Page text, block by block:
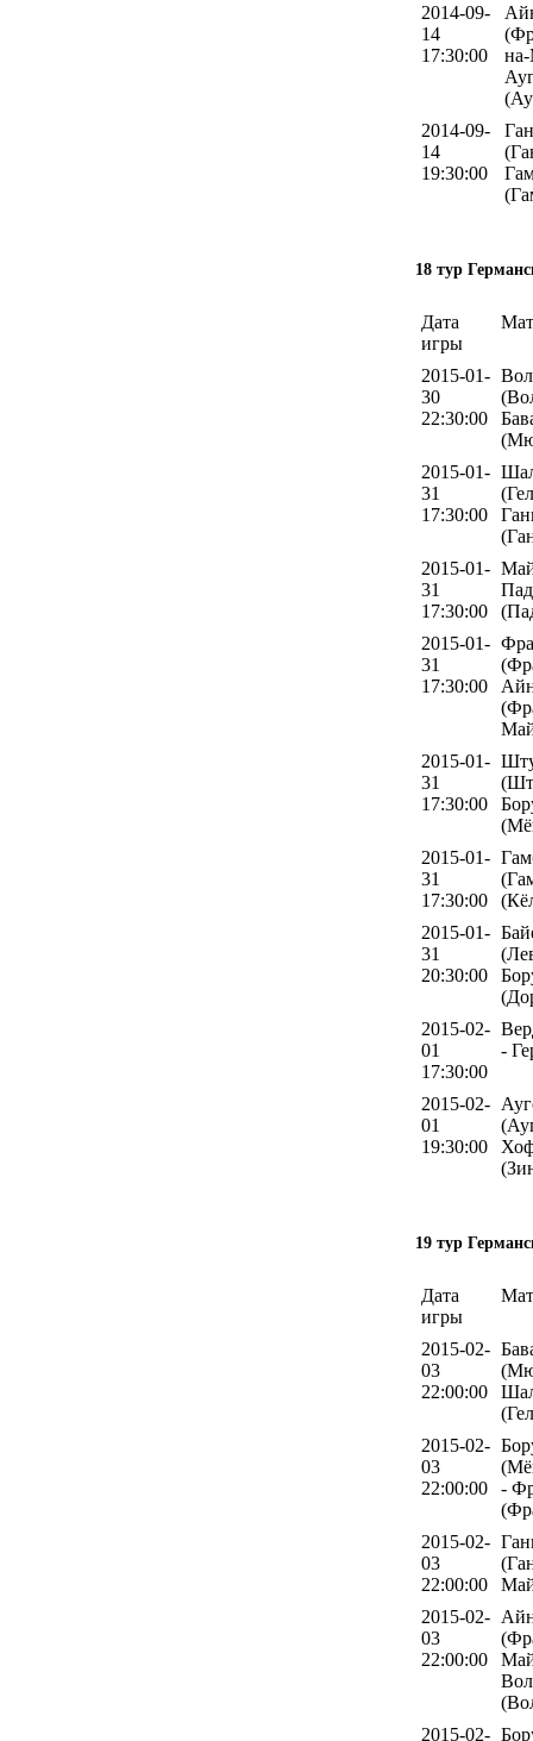
2014-09-
14
17:30:00
2014-09-
14
19:30:00
18 тур
Дата
игры
2015-01-
30
22:30:00
2015-01-
31
17:30:00
2015-01-
31
17:30:00
2015-01-
31
17:30:00
2015-01-
31
17:30:00
2015-01-
31
17:30:00
2015-01-
31
20:30:00
2015-02-
01
17:30:00
-
2015-02-
01
19:30:00
19 тур
Дата
игры
2015-02-
03
22:00:00
2015-02-
03
22:00:00
-
2015-02-
03
22:00:00
2015-02-
03
22:00:00
2015-02-